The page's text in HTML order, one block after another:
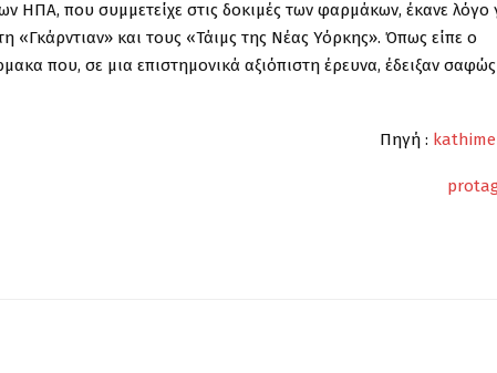
ΗΠΑ, που συμμετείχε στις δοκιμές των φαρμάκων, έκανε λόγο
«Γκάρντιαν» και τους «Τάιμς της Νέας Υόρκης». Όπως είπε ο
που, σε μια επιστημονικά αξιόπιστη έρευνα, έδειξαν
Πηγή :